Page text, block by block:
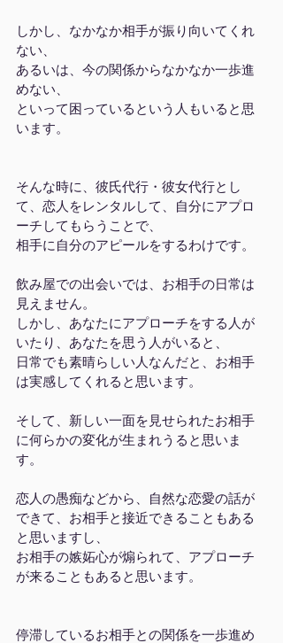
しかし、なかなか相手が振り向いてくれ
ない、
あるいは、今の関係からなかなか一歩進
めない、
といって困っているという人もいると思
います。
そんな時に、彼氏代行・彼女代行とし
て、恋人をレンタルして、自分にアプロ
ーチしてもらうことで、
相手に自分のアピールをするわけです。
飲み屋での出会いでは、お相手の日常は
見えません。
しかし、あなたにアプローチをする人が
いたり、あなたを思う人がいると、
日常でも素晴らしい人なんだと、お相手
は実感してくれると思います。
そして、新しい一面を見せられたお相手
に何らかの変化が生まれうると思いま
す。
恋人の愚痴などから、自然な恋愛の話が
できて、お相手と接近できることもある
と思いますし、
お相手の嫉妬心が煽られて、アプローチ
が来ることもあると思います。
停滞しているお相手との関係を一歩進め